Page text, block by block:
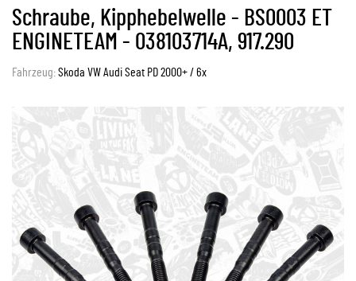
Schraube, Kipphebelwelle - BS0003 ET
ENGINETEAM - 038103714A, 917.290
Fahrzeug:Skoda VW Audi Seat PD 2000+ / 6x